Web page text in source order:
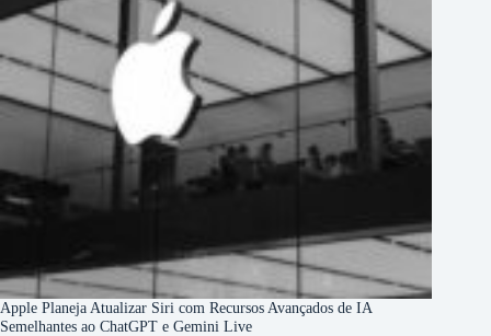
Apple Planeja Atualizar Siri com Recursos Avançados de IA
Semelhantes ao ChatGPT e Gemini Live